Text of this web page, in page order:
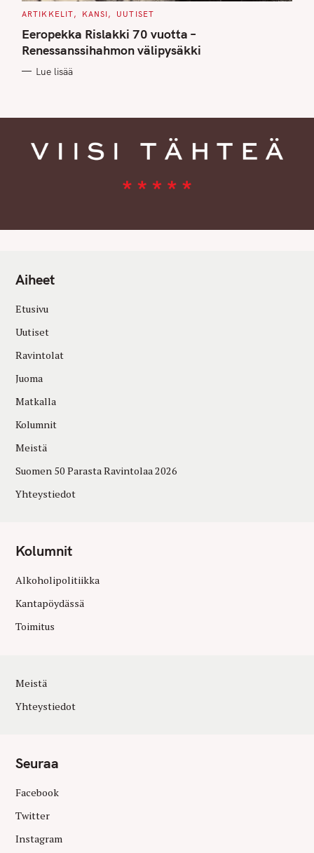
C
T
E
G
O
I
ARTIKKELIT KANSI UUTISET
Eeropekka Rislakki 70 vuotta –
Renessanssihahmon välipysäkki
Lue lisää
Aiheet
Etusivu
Uutiset
Ravintolat
Juoma
Matkalla
Kolumnit
Meistä
Suomen 50 Parasta Ravintolaa 2026
Yhteystiedot
Kolumnit
Alkoholipolitiikka
Kantapöydässä
Toimitus
Meistä
Yhteystiedot
Seuraa
Facebook
Twitter
Instagram